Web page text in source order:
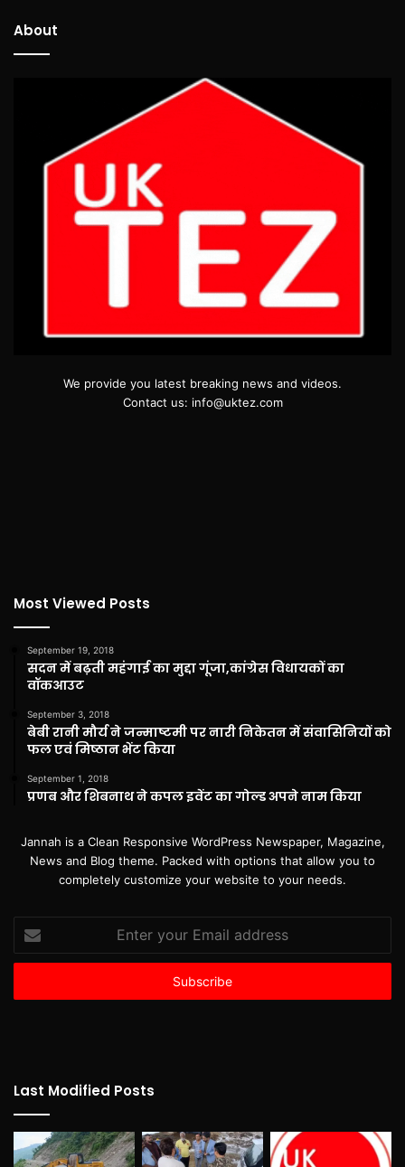
About
We provide you latest breaking news and videos.
Contact us: info@uktez.com
Most Viewed Posts
September 19, 2018
सदन में बढ़ती महंगाई का मुद्दा गूंजा,कांग्रेस विधायकों का
वॉकआउट
September 3, 2018
बेबी रानी मौर्य ने जन्माष्टमी पर नारी निकेतन में संवासिनियों को
फल एवं मिष्ठान भेंट किया
September 1, 2018
प्रणब और शिबनाथ ने कपल इवेंट का गोल्ड अपने नाम किया
Jannah is a Clean Responsive WordPress Newspaper, Magazine,
News and Blog theme. Packed with options that allow you to
completely customize your website to your needs.
your
Email
Last Modified Posts